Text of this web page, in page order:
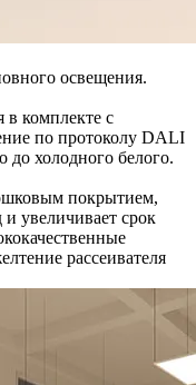
освещения.
в комплекте с
по протоколу DALI
до холодного белого.
покрытием,
увеличивает срок
рассеивателя